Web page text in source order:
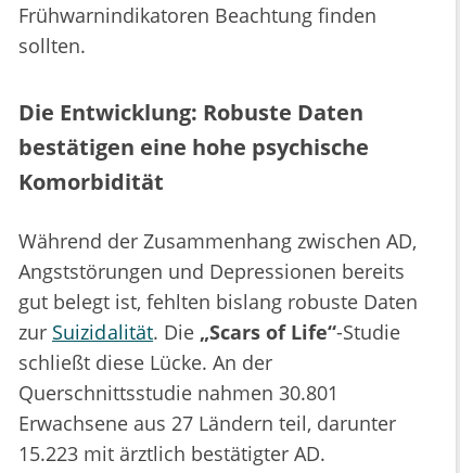
Frühwarnindikatoren Beachtung finden
sollten.
Die Entwicklung: Robuste Daten
bestätigen eine hohe psychische
Komorbidität
Während der Zusammenhang zwischen AD,
Angststörungen und Depressionen bereits
gut belegt ist, fehlten bislang robuste Daten
zur Suizidalität. Die „Scars of Life“-Studie
schließt diese Lücke. An der
Querschnittsstudie nahmen 30.801
Erwachsene aus 27 Ländern teil, darunter
15.223 mit ärztlich bestätigter AD.